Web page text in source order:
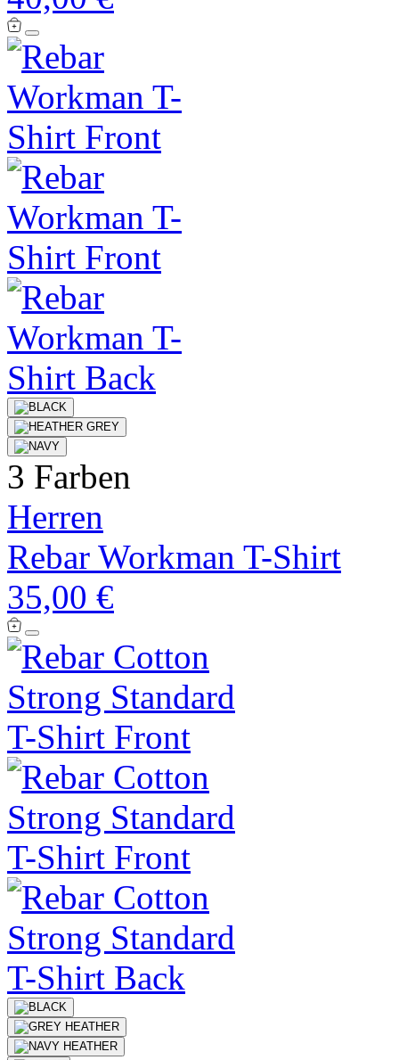
3 Farben
Herren
Rebar Workman T-Shirt
35,00 €